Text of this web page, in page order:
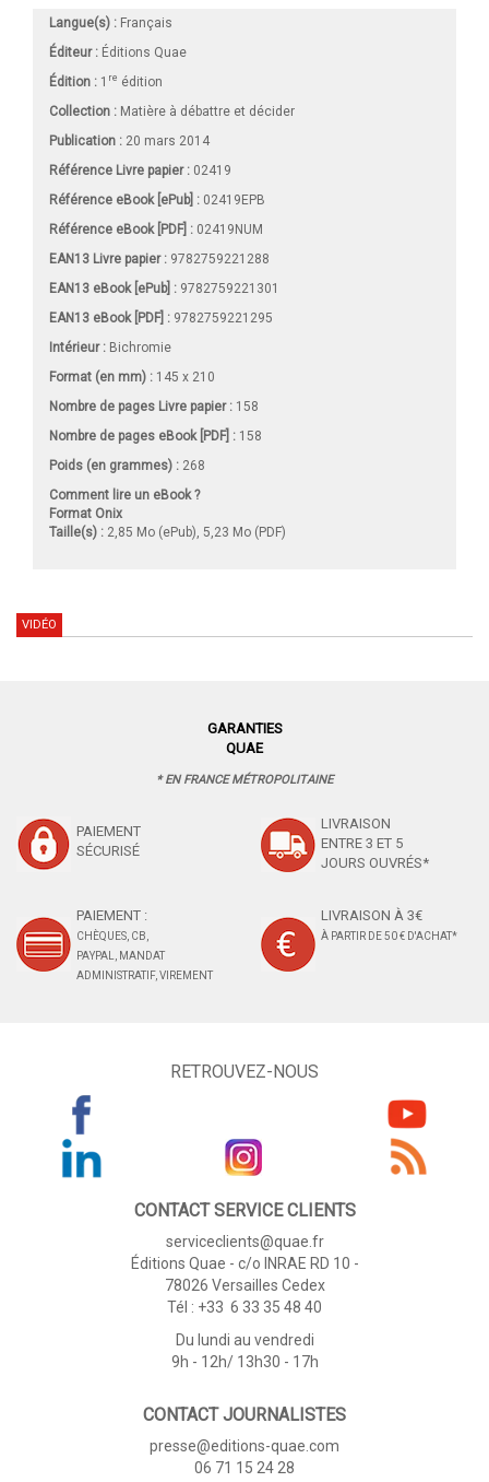
Langue(s) : Français
Éditeur : Éditions Quae
Édition : 1 re édition
Collection : Matière à débattre et décider
Publication : 20 mars 2014
Référence Livre papier : 02419
Référence eBook [ePub] : 02419EPB
Référence eBook [PDF] : 02419NUM
EAN13 Livre papier : 9782759221288
EAN13 eBook [ePub] : 9782759221301
EAN13 eBook [PDF] : 9782759221295
Intérieur : Bichromie
Format (en mm) : 145 x 210
Nombre de pages Livre papier: 158
Nombre de pages eBook [PDF] : 158
Poids (en grammes) : 268
Comment lire un eBook ?
Format Onix
Taille(s) : 2,85 Mo (ePub), 5,23 Mo (PDF)
VIDÉO
GARANTIES
QUAE
* EN FRANCE MÉTROPOLITAINE
PAIEMENT
SÉCURISÉ
LIVRAISON
ENTRE 3 ET 5
JOURS OUVRÉS*
PAIEMENT :
CHÈQUES, CB,
PAYPAL, MANDAT
ADMINISTRATIF, VIREMENT
LIVRAISON À 3€
À PARTIR DE 50 € D'ACHAT*
RETROUVEZ-NOUS
CONTACT SERVICE CLIENTS
serviceclients@quae.fr
Éditions Quae - c/o INRAE RD 10 -
78026 Versailles Cedex
Tél : +33 6 33 35 48 40
Du lundi au vendredi
9h - 12h/ 13h30 - 17h
CONTACT JOURNALISTES
presse@editions-quae.com
06 71 15 24 28